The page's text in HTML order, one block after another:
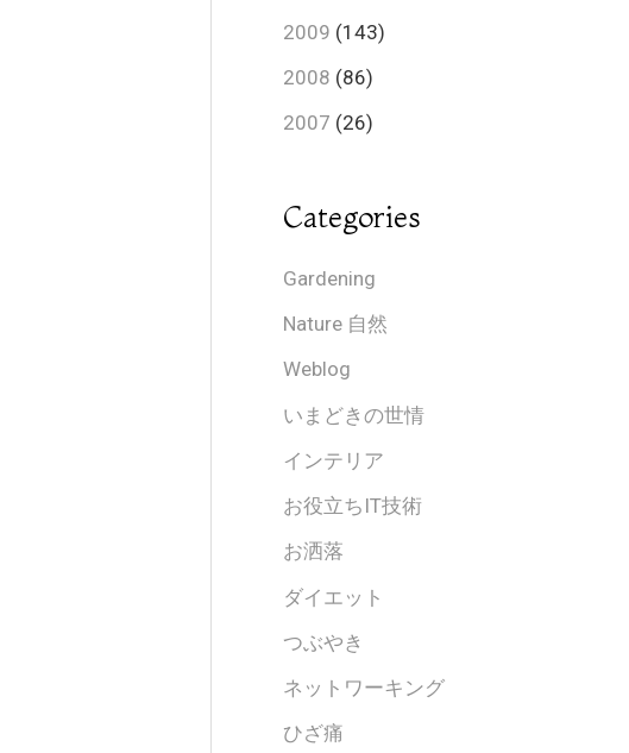
2009 (143)
2008 (86)
2007 (26)
Categories
Gardening
Nature 自然
Weblog
いまどきの世情
インテリア
お役立ちIT技術
お洒落
ダイエット
つぶやき
ネットワーキング
ひざ痛